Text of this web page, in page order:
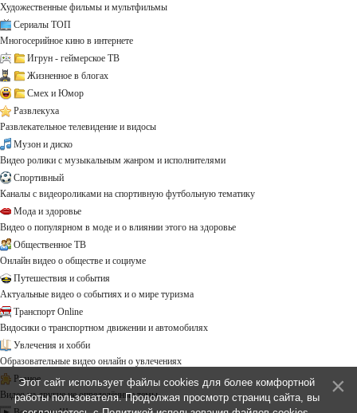
Художественные фильмы и мультфильмы
Сериалы ТОП
Многосерийное кино в интернете
Игрун - геймерское ТВ
Жизненное в блогах
Смех и Юмор
Развлекуха
Развлекательное телевидение и видосы
Музон и диско
Видео ролики с музыкальным жанром и исполнителями
Спортивный
Каналы с видеороликами на спортивную футбольную тематику
Мода и здоровье
Видео о популярном в моде и о влиянии этого на здоровье
Общественное ТВ
Онлайн видео о обществе и социуме
Путешествия и события
Актуальные видео о событиях и о мире туризма
Транспорт Online
Видосики о транспортном движении и автомобилях
Увлечения и хобби
Образовательные видео онлайн о увлечениях
Разное
Видео на другие не определённые темы ...
Этот сайт использует файлы cookies для более комфортной
работы пользователя. Продолжая просмотр страниц сайта, вы